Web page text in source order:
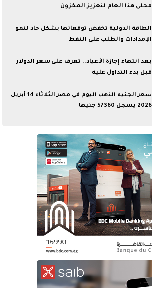
محلى هذا العام لتعزيز المخزون
الطاقة الدولية ​تخفض توقعاتها بشكل حاد لنمو
‌الإمدادات والطلب على النفط
بعد انتهاء إجازة الأعياد.. تعرف على سعر الدولار
قبل بدء التداول عليه
سعر الجنيه الذهب اليوم في مصر الثلاثاء 14 أبريل
2026 يسجل 57360 جنيها